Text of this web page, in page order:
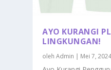
AYO KURANGI
LINGKUNGAN!
olehAdmin | Mei 7,